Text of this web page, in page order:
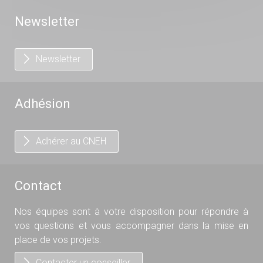
Newsletter
Newsletter
Adhésion
Adhérer au CNEH
Contact
Nos équipes sont à votre disposition pour répondre à
vos questions et vous accompagner dans la mise en
place de vos projets.